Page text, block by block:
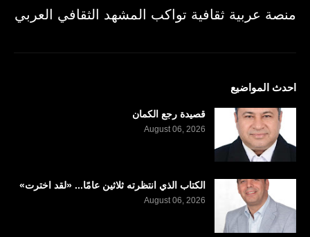
منصة عربية ثقافية تواكب المشهد الثقافي العربي
احدث المواضيع
قصيدة رجع الكمان
August 06, 2026
الكتاب الذي انتظرته ثلاثين عامًا... «لقد اخترت»
August 06, 2026